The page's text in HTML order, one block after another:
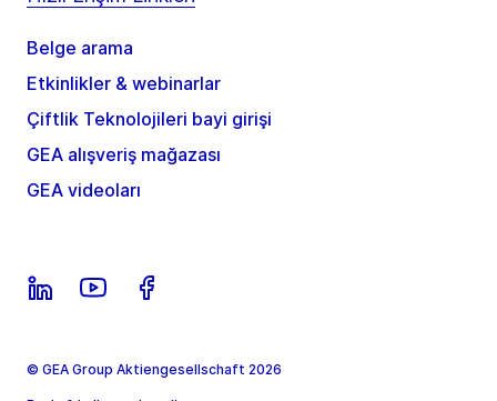
Belge arama
Etkinlikler & webinarlar
Çiftlik Teknolojileri bayi girişi
GEA alışveriş mağazası
GEA videoları
© GEA Group Aktiengesellschaft 2026